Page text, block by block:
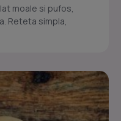
moale si pufos,
Reteta simpla,